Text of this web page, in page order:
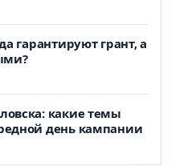
гарантируют грант, а
какие темы
день кампании